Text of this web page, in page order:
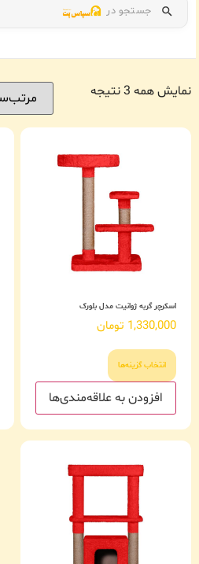
جستجو در
نمایش همه 3 نتیجه
اسکرچر گربه ژوانیت مدل بلورک
1,330,000 تومان
انتخاب گزینه‌ها
افزودن به علاقه‌مندی‌ها